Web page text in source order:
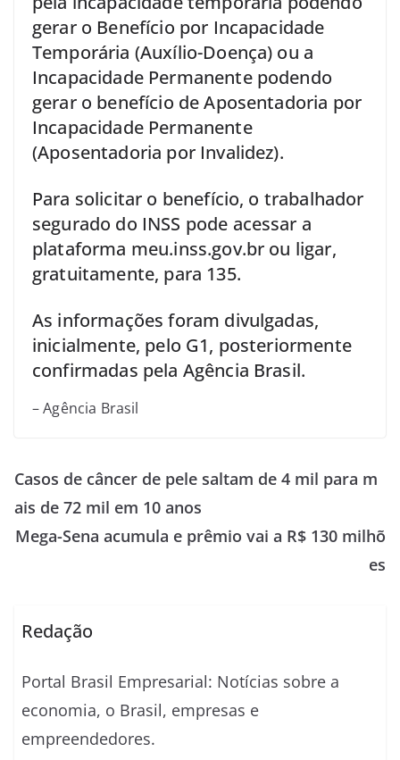
gerar o Benefício por Incapacidade
Temporária (Auxílio-Doença) ou a
Incapacidade Permanente podendo
gerar o benefício de Aposentadoria por
Incapacidade Permanente
(Aposentadoria por Invalidez).
Para solicitar o benefício, o trabalhador
segurado do INSS pode acessar a
plataforma meu.inss.gov.br ou ligar,
gratuitamente, para 135.
As informações foram divulgadas,
inicialmente, pelo G1, posteriormente
confirmadas pela Agência Brasil.
– Agência Brasil
Casos de câncer de pele saltam de 4 mil para m
ais de 72 mil em 10 anos
Mega-Sena acumula e prêmio vai a R$ 130 milhõ
es
Redação
Portal Brasil Empresarial: Notícias sobre a
economia, o Brasil, empresas e
empreendedores.